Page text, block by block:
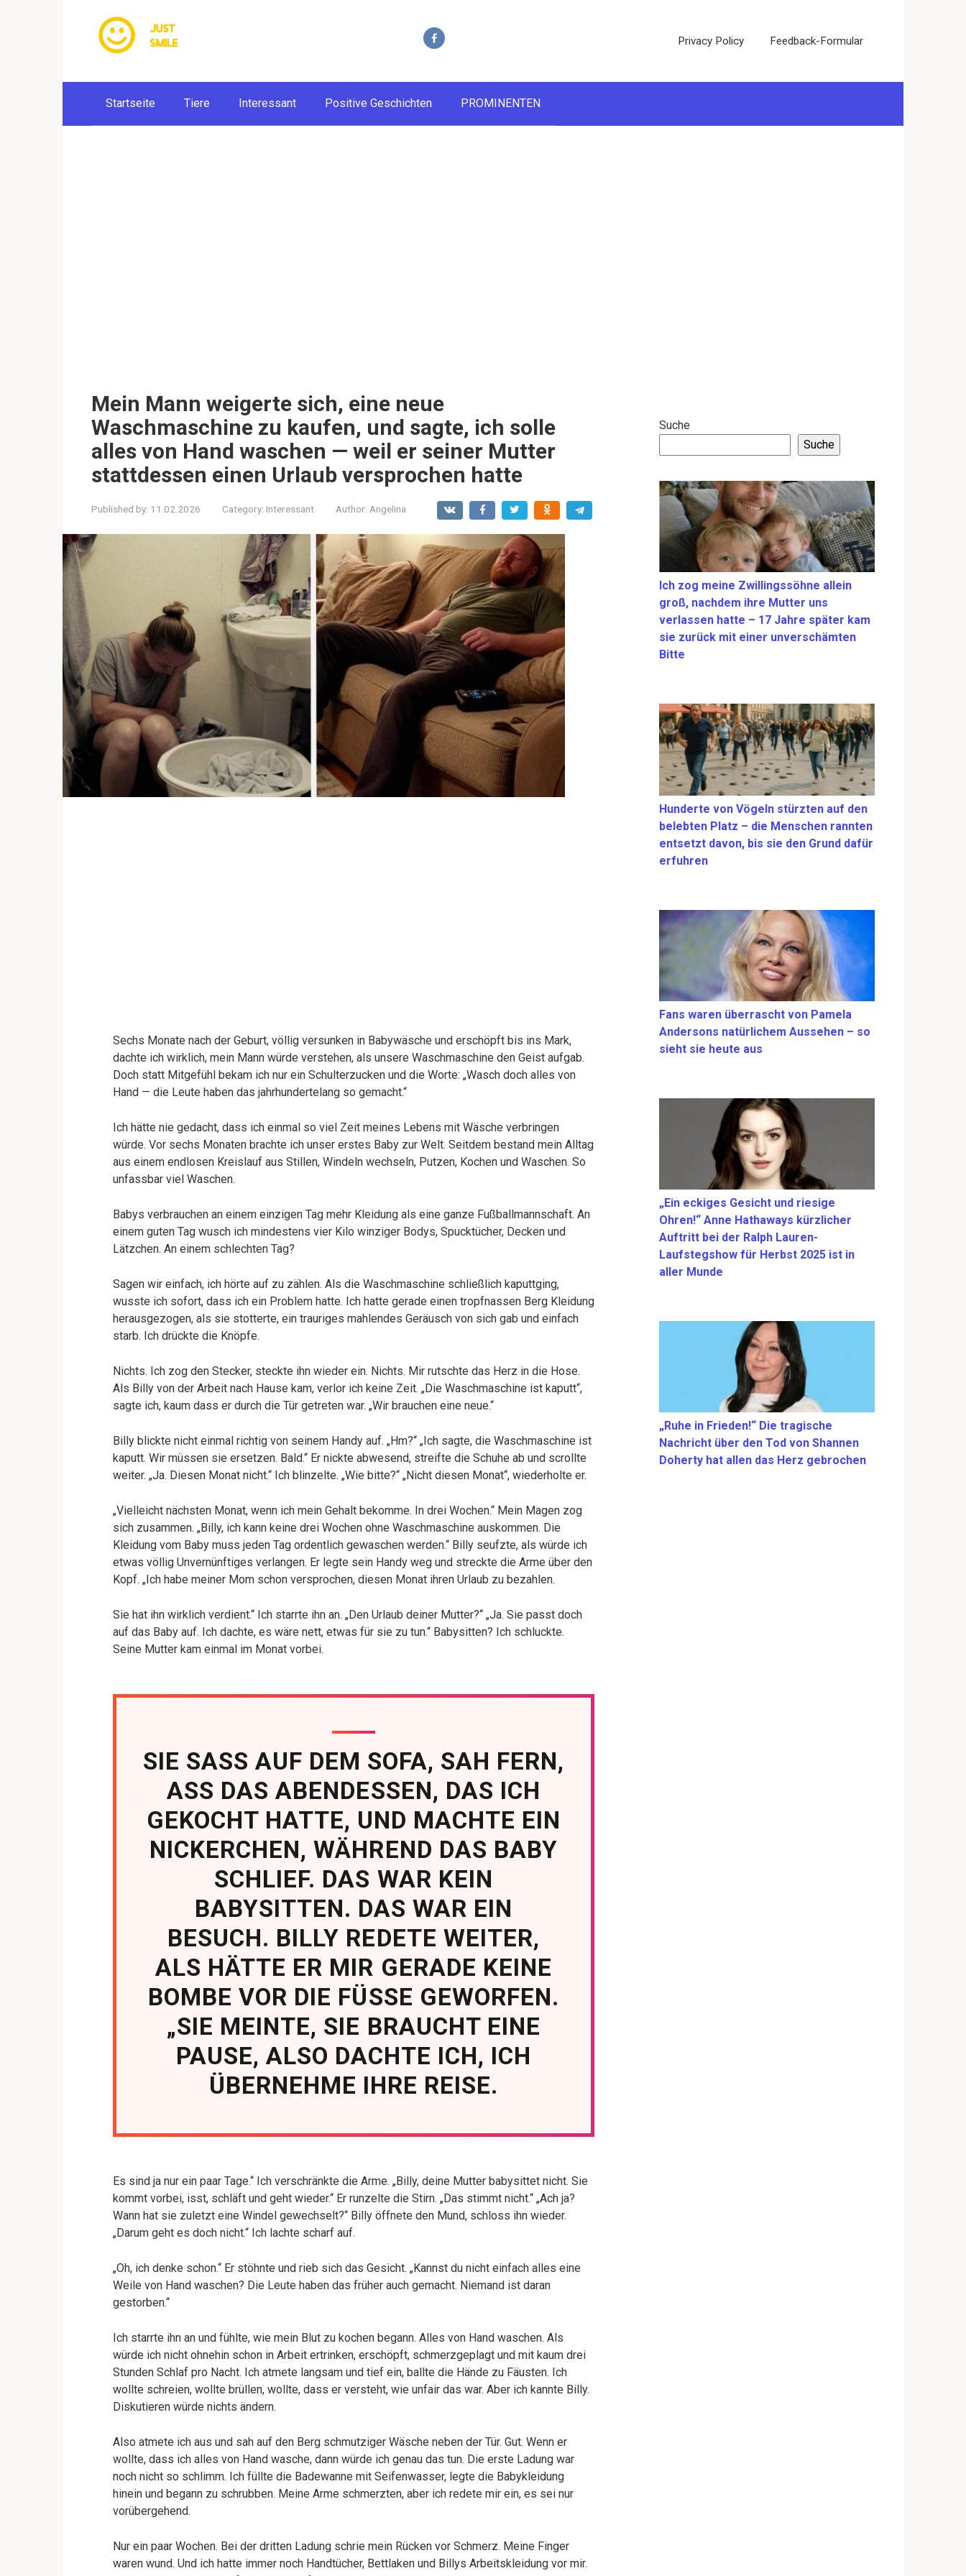
Privacy Policy Feedback-Formular
Startseite Tiere Interessant Positive Geschichten PROMINENTEN
Mein Mann weigerte sich, eine neue
Waschmaschine zu kaufen, und sagte, ich solle
alles von Hand waschen — weil er seiner Mutter
stattdessen einen Urlaub versprochen hatte
Published by: 11.02.2026 Category: Interessant Author: Angelina
Sechs Monate nach der Geburt, völlig versunken in Babywäsche und erschöpft bis ins Mark,
dachte ich wirklich, mein Mann würde verstehen, als unsere Waschmaschine den Geist aufgab.
Doch statt Mitgefühl bekam ich nur ein Schulterzucken und die Worte: „Wasch doch alles von
Hand — die Leute haben das jahrhundertelang so gemacht.“
Ich hätte nie gedacht, dass ich einmal so viel Zeit meines Lebens mit Wäsche verbringen
würde. Vor sechs Monaten brachte ich unser erstes Baby zur Welt. Seitdem bestand mein Alltag
aus einem endlosen Kreislauf aus Stillen, Windeln wechseln, Putzen, Kochen und Waschen. So
unfassbar viel Waschen.
Babys verbrauchen an einem einzigen Tag mehr Kleidung als eine ganze Fußballmannschaft. An
einem guten Tag wusch ich mindestens vier Kilo winziger Bodys, Spucktücher, Decken und
Lätzchen. An einem schlechten Tag?
Sagen wir einfach, ich hörte auf zu zählen. Als die Waschmaschine schließlich kaputtging,
wusste ich sofort, dass ich ein Problem hatte. Ich hatte gerade einen tropfnassen Berg Kleidung
herausgezogen, als sie stotterte, ein trauriges mahlendes Geräusch von sich gab und einfach
starb. Ich drückte die Knöpfe.
Nichts. Ich zog den Stecker, steckte ihn wieder ein. Nichts. Mir rutschte das Herz in die Hose.
Als Billy von der Arbeit nach Hause kam, verlor ich keine Zeit. „Die Waschmaschine ist kaputt“,
sagte ich, kaum dass er durch die Tür getreten war. „Wir brauchen eine neue.“
Billy blickte nicht einmal richtig von seinem Handy auf. „Hm?“ „Ich sagte, die Waschmaschine ist
kaputt. Wir müssen sie ersetzen. Bald.“ Er nickte abwesend, streifte die Schuhe ab und scrollte
weiter. „Ja. Diesen Monat nicht.“ Ich blinzelte. „Wie bitte?“ „Nicht diesen Monat“, wiederholte er.
„Vielleicht nächsten Monat, wenn ich mein Gehalt bekomme. In drei Wochen.“ Mein Magen zog
sich zusammen. „Billy, ich kann keine drei Wochen ohne Waschmaschine auskommen. Die
Kleidung vom Baby muss jeden Tag ordentlich gewaschen werden.“ Billy seufzte, als würde ich
etwas völlig Unvernünftiges verlangen. Er legte sein Handy weg und streckte die Arme über den
Kopf. „Ich habe meiner Mom schon versprochen, diesen Monat ihren Urlaub zu bezahlen.
Sie hat ihn wirklich verdient.“ Ich starrte ihn an. „Den Urlaub deiner Mutter?“ „Ja. Sie passt doch
auf das Baby auf. Ich dachte, es wäre nett, etwas für sie zu tun.“ Babysitten? Ich schluckte.
Seine Mutter kam einmal im Monat vorbei.
SIE SASS AUF DEM SOFA, SAH FERN,
ASS DAS ABENDESSEN, DAS ICH
GEKOCHT HATTE, UND MACHTE EIN
NICKERCHEN, WÄHREND DAS BABY
SCHLIEF. DAS WAR KEIN
BABYSITTEN. DAS WAR EIN
BESUCH. BILLY REDETE WEITER,
ALS HÄTTE ER MIR GERADE KEINE
BOMBE VOR DIE FÜSSE GEWORFEN.
„SIE MEINTE, SIE BRAUCHT EINE
PAUSE, ALSO DACHTE ICH, ICH
ÜBERNEHME IHRE REISE.
Es sind ja nur ein paar Tage.“ Ich verschränkte die Arme. „Billy, deine Mutter babysittet nicht. Sie
kommt vorbei, isst, schläft und geht wieder.“ Er runzelte die Stirn. „Das stimmt nicht.“ „Ach ja?
Wann hat sie zuletzt eine Windel gewechselt?“ Billy öffnete den Mund, schloss ihn wieder.
„Darum geht es doch nicht.“ Ich lachte scharf auf.
„Oh, ich denke schon.“ Er stöhnte und rieb sich das Gesicht. „Kannst du nicht einfach alles eine
Weile von Hand waschen? Die Leute haben das früher auch gemacht. Niemand ist daran
gestorben.“
Ich starrte ihn an und fühlte, wie mein Blut zu kochen begann. Alles von Hand waschen. Als
würde ich nicht ohnehin schon in Arbeit ertrinken, erschöpft, schmerzgeplagt und mit kaum drei
Stunden Schlaf pro Nacht. Ich atmete langsam und tief ein, ballte die Hände zu Fäusten. Ich
wollte schreien, wollte brüllen, wollte, dass er versteht, wie unfair das war. Aber ich kannte Billy.
Diskutieren würde nichts ändern.
Also atmete ich aus und sah auf den Berg schmutziger Wäsche neben der Tür. Gut. Wenn er
wollte, dass ich alles von Hand wasche, dann würde ich genau das tun. Die erste Ladung war
noch nicht so schlimm. Ich füllte die Badewanne mit Seifenwasser, legte die Babykleidung
hinein und begann zu schrubben. Meine Arme schmerzten, aber ich redete mir ein, es sei nur
vorübergehend.
Nur ein paar Wochen. Bei der dritten Ladung schrie mein Rücken vor Schmerz. Meine Finger
waren wund. Und ich hatte immer noch Handtücher, Bettlaken und Billys Arbeitskleidung vor mir.
Suche
Suche
Ich zog meine Zwillingssöhne allein
groß, nachdem ihre Mutter uns
verlassen hatte – 17 Jahre später kam
sie zurück mit einer unverschämten
Bitte
Hunderte von Vögeln stürzten auf den
belebten Platz – die Menschen rannten
entsetzt davon, bis sie den Grund dafür
erfuhren
Fans waren überrascht von Pamela
Andersons natürlichem Aussehen – so
sieht sie heute aus
„Ein eckiges Gesicht und riesige
Ohren!“ Anne Hathaways kürzlicher
Auftritt bei der Ralph Lauren-
Laufstegshow für Herbst 2025 ist in
aller Munde
„Ruhe in Frieden!“ Die tragische
Nachricht über den Tod von Shannen
Doherty hat allen das Herz gebrochen